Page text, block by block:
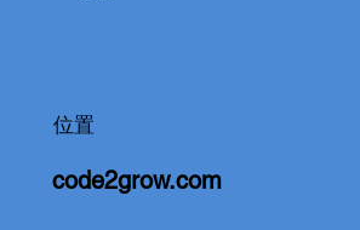
位置
code2grow.com